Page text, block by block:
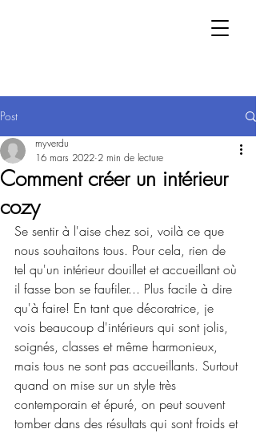
Post
Comment créer un intérieur
cozy
myverdu
16 mars 2022 2 min de lecture
Se sentir à l'aise chez soi, voilà ce que
nous souhaitons tous. Pour cela, rien de
tel qu'un intérieur douillet et accueillant où
il fasse bon se faufiler... Plus facile à dire
qu'à faire! En tant que décoratrice, je
vois beaucoup d'intérieurs qui sont jolis,
soignés, classes et même harmonieux,
mais tous ne sont pas accueillants. Surtout
quand on mise sur un style très
contemporain et épuré, on peut souvent
tomber dans des résultats qui sont froids et